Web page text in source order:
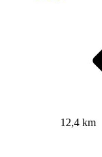
12,4 km